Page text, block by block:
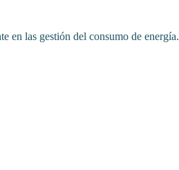
en las gestión del consumo de energía.